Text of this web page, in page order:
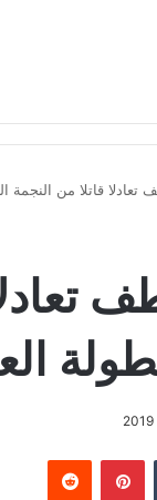
سعيّد: الخارجية
قاتلا من النجمة
بينتيريست